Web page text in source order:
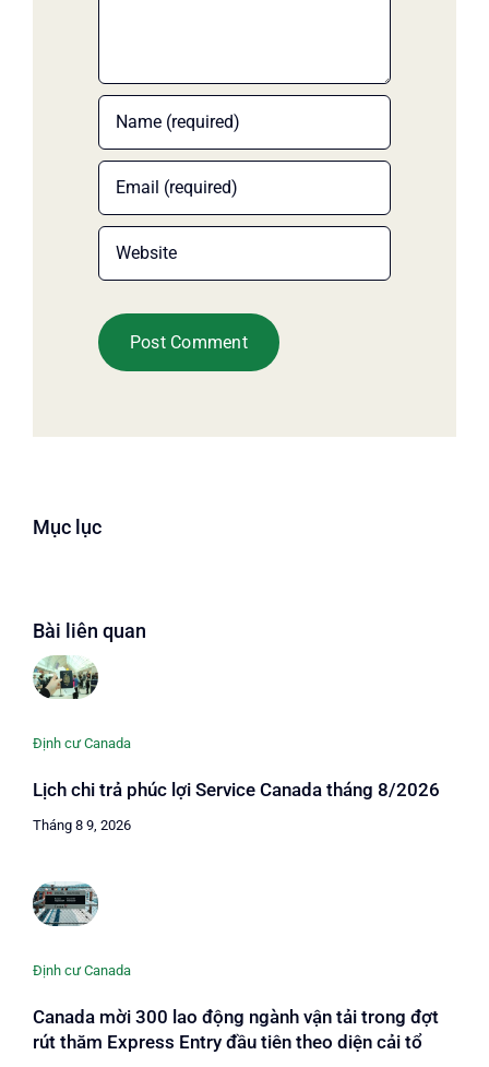
Mục lục
Bài liên quan
Định cư Canada
Lịch chi trả phúc lợi Service Canada tháng 8/2026
Tháng 8 9, 2026
Định cư Canada
Canada mời 300 lao động ngành vận tải trong đợt
rút thăm Express Entry đầu tiên theo diện cải tổ